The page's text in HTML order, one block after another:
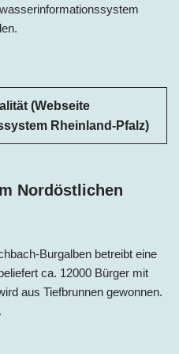
(Webseite
Rheinland-Pfalz)
Nordöstlichen
Burgalben betreibt eine
ca. 12000 Bürger mit
aus Tiefbrunnen gewonnen.